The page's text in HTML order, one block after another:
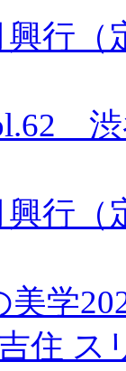
興行
興行
学
住 ス